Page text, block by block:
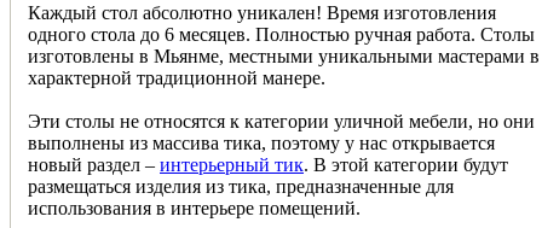
Каждый стол абсолютно уникален! Время изготовления
одного стола до 6 месяцев. Полностью ручная работа. Столы
изготовлены в Мьянме, местными уникальными мастерами в
характерной традиционной манере.
Эти столы не относятся к категории уличной мебели, но они
выполнены из массива тика, поэтому у нас открывается
новый раздел – интерьерный тик. В этой категории будут
размещаться изделия из тика, предназначенные для
использования в интерьере помещений.